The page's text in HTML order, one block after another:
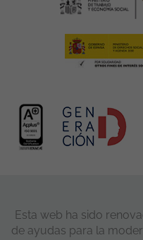
Esta web ha sido
de ayudas para la